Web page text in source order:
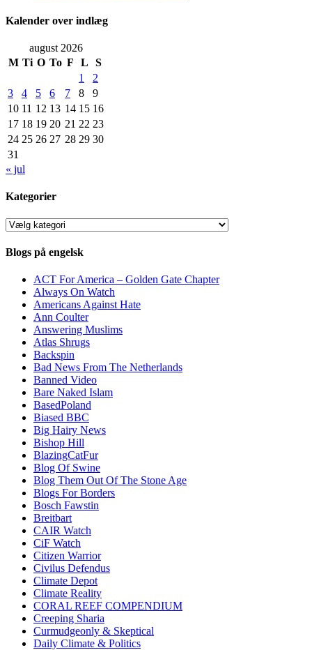
Kalender over indlæg
august 2026
M Ti O To F L
S
1
2
3
4 5 6 7 8
9
10 11 12 13 14 15 16
17 18 19 20 21 22 23
24 25 26 27 28 29 30
31
« jul
Kategorier
Kategorier
Blogs på engelsk
ACT For America – Golden Gate Chapter
Always On Watch
Americans Against Hate
Ann Coulter
Answering Muslims
Atlas Shrugs
Backspin
Bad News From The Netherlands
Banned Video
Bare Naked Islam
BasedPoland
Biased BBC
Big Hairy News
Bishop Hill
BlazingCatFur
Blog Of Swine
Blog Them Out Of The Stone Age
Blogs For Borders
Bosch Fawstin
Breitbart
CAIR Watch
CiF Watch
Citizen Warrior
Civilus Defendus
Climate Depot
Climate Reality
CORAL REEF COMPENDIUM
Creeping Sharia
Curmudgeonly & Skeptical
Daily Climate & Politics